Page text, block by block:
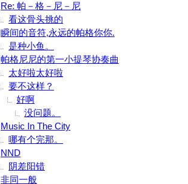
Re: 帕－格－尼－尼
看这骨头挑的
瞬间的音符,永远的帕格你你.
是种小鱼。
帕格尼尼的第一小提琴协奏曲
太好啦太好啦
要不这样？
好啊
没问题。
Music In The City
哪有个完那。
NND
阴差阳错
非同一般